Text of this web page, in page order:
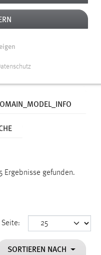
Ergebnisse gefunden.
SORTIEREN NACH
grundlegende
Funktion der